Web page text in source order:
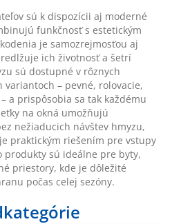
sú k dispozícii aj moderné
funkčnosť s estetickým
je samozrejmosťou aj
ich životnosť a šetrí
sú dostupné v rôznych
– pevné, rolovacie,
a prispôsobia sa tak každému
na okná umožňujú
nežiaducich návštev hmyzu,
praktickým riešením pre vstupy
produkty sú ideálne pre byty,
priestory, kde je dôležité
počas celej sezóny.